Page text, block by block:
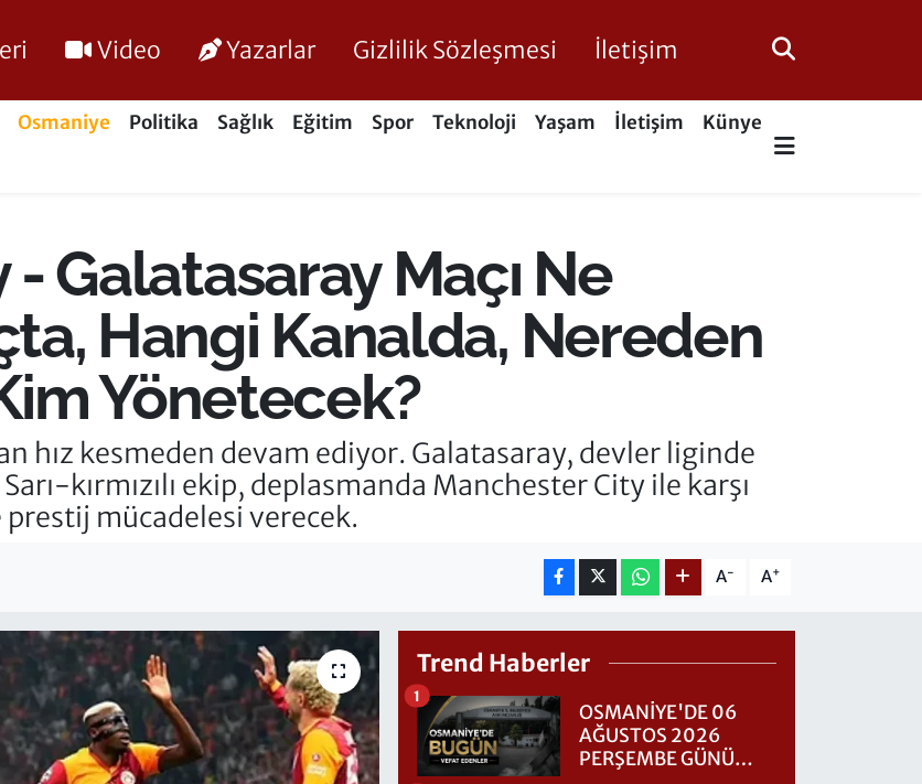
Video Yazarlar Gizlilik Sözleşmesi İletişim
Osmaniye Politika Sağlık Eğitim Spor Teknoloji Yaşam İletişim
Künye
Galatasaray Maçı Ne
Hangi Kanalda, Nereden
Yönetecek?
hız kesmeden devam ediyor. Galatasaray, devler liginde
kırmızılı ekip, deplasmanda Manchester City ile karşı
mücadelesi verecek.
A- A+
Trend Haberler
OSMANİYE'DE 06
AĞUSTOS 2026
PERŞEMBE GÜNÜ
1